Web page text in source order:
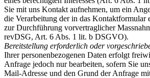
Sie mit uns Kontakt aufnehmen, um ein
die Verarbeitung der in das Kontaktformular
zur Durchführung vorvertraglicher
revDSG, Art. 6 Abs. 1 lit. b DSGVO).
Bereitstellung erforderlich oder
Ihrer personenbezogenen Daten erfolgt
Anfrage jedoch nur bearbeiten, sofern Sie
Mail-Adresse und den Grund der Anfrage